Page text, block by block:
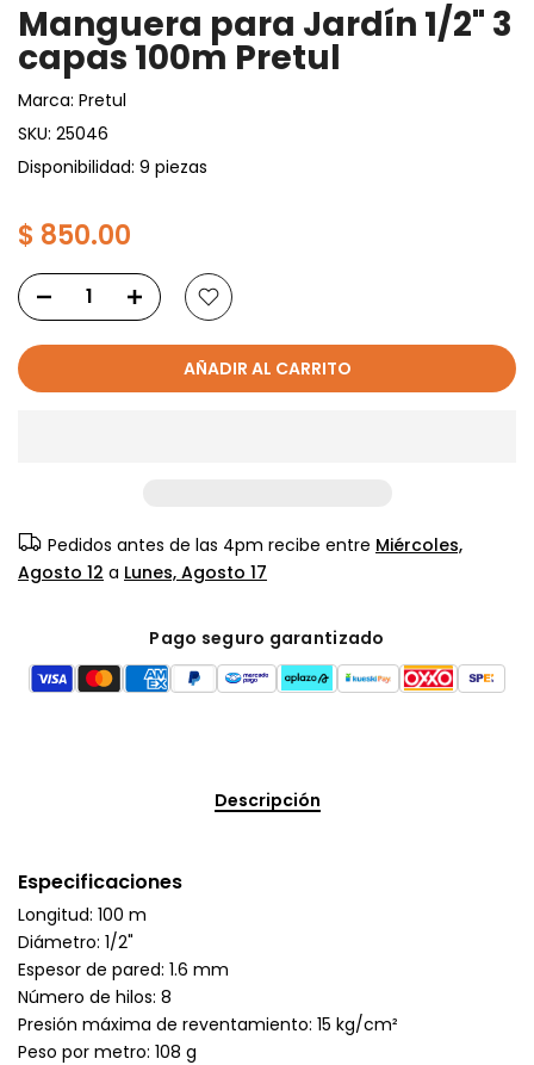
Manguera para Jardín 1/2" 3
capas 100m Pretul
Marca: Pretul
SKU: 25046
Disponibilidad: 9 piezas
$ 850.00
AÑADIR AL CARRITO
Pedidos antes de las 4pm recibe entre Miércoles,
Agosto 12 a Lunes, Agosto 17
Pago seguro garantizado
Descripción
Especificaciones
Longitud: 100 m
Diámetro: 1/2"
Espesor de pared: 1.6 mm
Número de hilos: 8
Presión máxima de reventamiento: 15 kg/cm²
Peso por metro: 108 g